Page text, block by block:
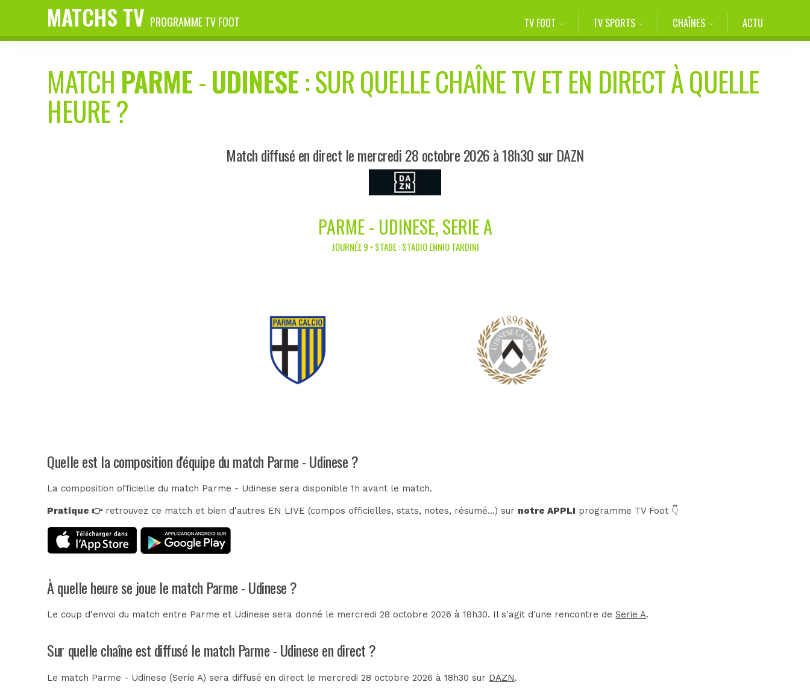
MATCHS TV PROGRAMME TV FOOT TV FOOT TV SPORTS CHAÎNES ACTU
MATCH PARME-UDINESE: SUR QUELLE CHAÎNE TV ET EN DIRECT À QUELLE
HEURE ?
Match diffusé en direct le mercredi 28 octobre 2026 à 18h30 sur DAZN
PARME - UDINESE, SERIE A
JOURNÉE 9 • STADE : STADIO ENNIO TARDINI
Quelle est la composition d'équipe du match Parme - Udinese ?
La composition officielle du match Parme - Udinese sera disponible 1h avant le match.
Pratique 👉retrouvez ce match et bien d'autres EN LIVE (compos officielles, stats, notes, résumé...) sur notre APPLI programme TV Foot 👇
À quelle heure se joue le match Parme - Udinese ?
Le coup d'envoi du match entre Parme et Udinese sera donné le mercredi 28 octobre 2026 à 18h30. Il s'agit d'une rencontre deSerie A.
Sur quelle chaîne est diffusé le match Parme - Udinese en direct ?
Le match Parme - Udinese (Serie A) sera diffusé en direct le mercredi 28 octobre 2026 à 18h30 sur DAZN.